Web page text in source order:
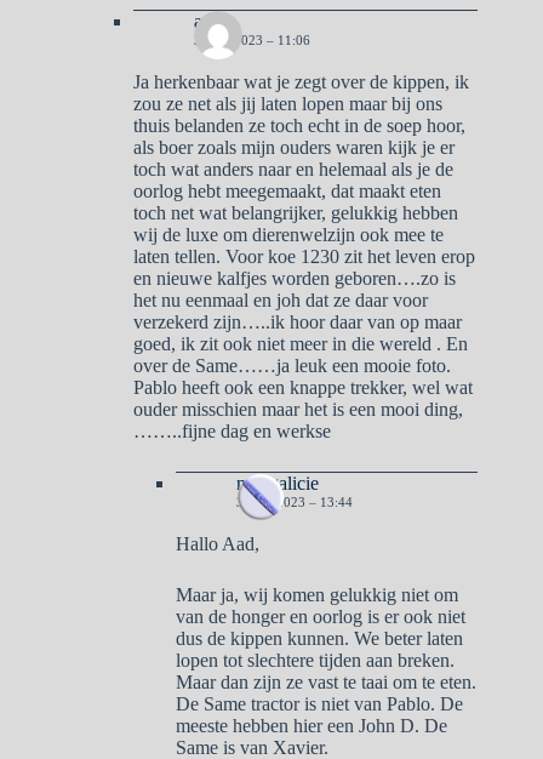
aad
3 MEI 2023 – 11:06
Ja herkenbaar wat je zegt over de kippen, ik
zou ze net als jij laten lopen maar bij ons
thuis belanden ze toch echt in de soep hoor,
als boer zoals mijn ouders waren kijk je er
toch wat anders naar en helemaal als je de
oorlog hebt meegemaakt, dat maakt eten
toch net wat belangrijker, gelukkig hebben
wij de luxe om dierenwelzijn ook mee te
laten tellen. Voor koe 1230 zit het leven erop
en nieuwe kalfjes worden geboren….zo is
het nu eenmaal en joh dat ze daar voor
verzekerd zijn…..ik hoor daar van op maar
goed, ik zit ook niet meer in die wereld . En
over de Same……ja leuk een mooie foto.
Pablo heeft ook een knappe trekker, wel wat
ouder misschien maar het is een mooi ding,
……..fijne dag en werkse
naargalicie
3 MEI 2023 – 13:44
Hallo Aad,
Maar ja, wij komen gelukkig niet om
van de honger en oorlog is er ook niet
dus de kippen kunnen. We beter laten
lopen tot slechtere tijden aan breken.
Maar dan zijn ze vast te taai om te eten.
De Same tractor is niet van Pablo. De
meeste hebben hier een John D. De
Same is van Xavier.